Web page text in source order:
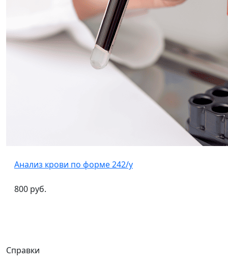
Анализ крови по форме 242/у
800 руб.
Справки